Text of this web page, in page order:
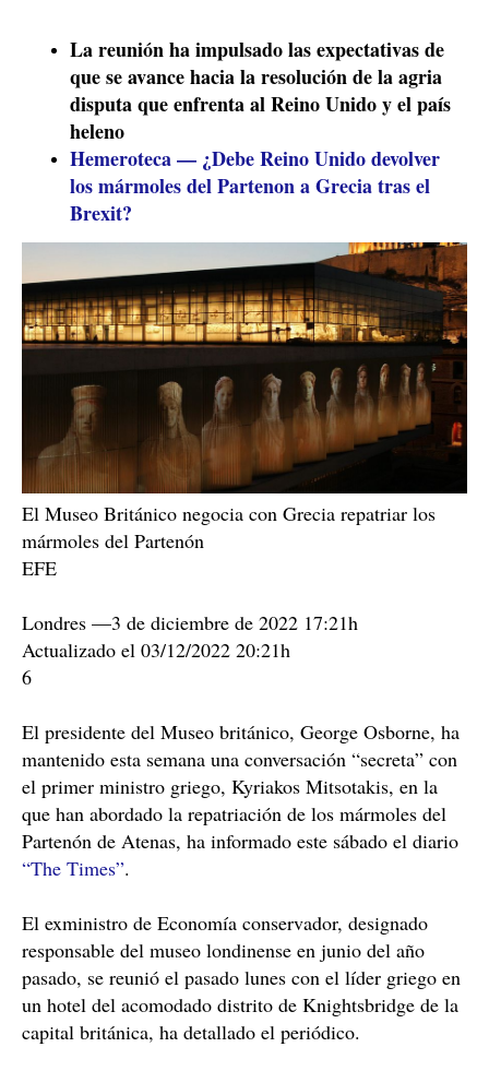
La reunión ha impulsado las expectativas de
que se avance hacia la resolución de la agria
disputa que enfrenta al Reino Unido y el país
heleno
Hemeroteca — ¿Debe Reino Unido devolver
los mármoles del Partenon a Grecia tras el
Brexit?
El Museo Británico negocia con Grecia repatriar los
mármoles del Partenón
EFE
Londres —3 de diciembre de 2022 17:21h
Actualizado el 03/12/2022 20:21h
6
El presidente del Museo británico, George Osborne, ha
mantenido esta semana una conversación “secreta” con
el primer ministro griego, Kyriakos Mitsotakis, en la
que han abordado la repatriación de los mármoles del
Partenón de Atenas, ha informado este sábado el diario
“The Times”.
El exministro de Economía conservador, designado
responsable del museo londinense en junio del año
pasado, se reunió el pasado lunes con el líder griego en
un hotel del acomodado distrito de Knightsbridge de la
capital británica, ha detallado el periódico.